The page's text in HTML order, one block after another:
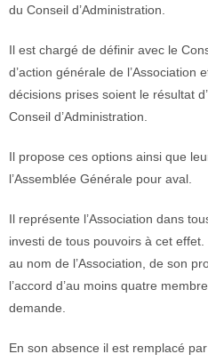
du Conseil d’Administration.
Il est chargé de définir avec le
d’action générale de l’Association
décisions prises soient le résultat
Conseil d’Administration.
Il propose ces options ainsi que
l’Assemblée Générale pour aval.
Il représente l’Association dans
investi de tous pouvoirs à cet
au nom de l’Association, de son
l’accord d’au moins quatre
demande.
En son absence il est remplacé